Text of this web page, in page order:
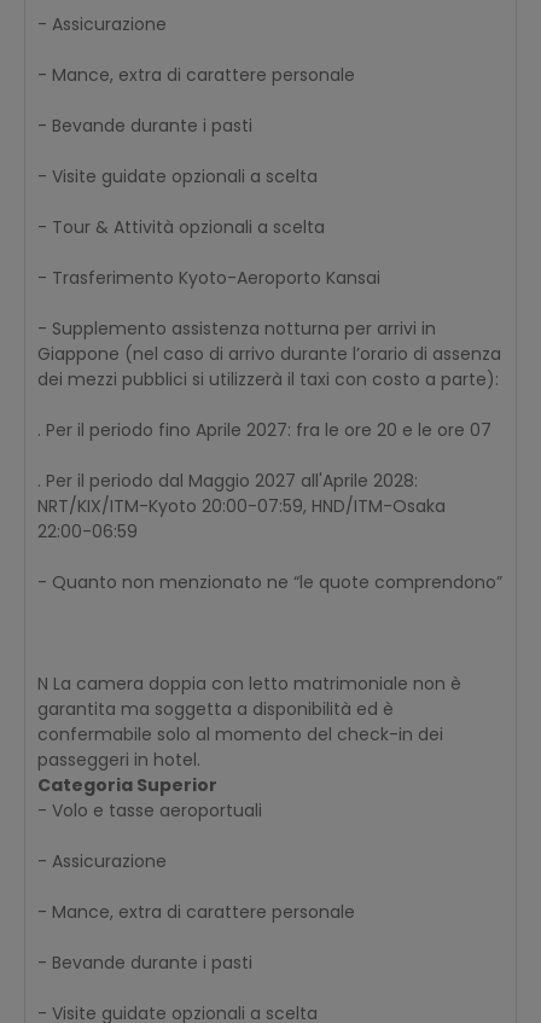
- Assicurazione
- Mance, extra di carattere personale
- Bevande durante i pasti
- Visite guidate opzionali a scelta
- Tour & Attività opzionali a scelta
- Trasferimento Kyoto-Aeroporto Kansai
- Supplemento assistenza notturna per arrivi in
Giappone (nel caso di arrivo durante l’orario di assenza
dei mezzi pubblici si utilizzerà il taxi con costo a parte):
. Per il periodo fino Aprile 2027: fra le ore 20 e le ore 07
. Per il periodo dal Maggio 2027 all'Aprile 2028:
NRT/KIX/ITM-Kyoto 20:00-07:59, HND/ITM-Osaka
22:00-06:59
- Quanto non menzionato ne “le quote comprendono”
N La camera doppia con letto matrimoniale non è
garantita ma soggetta a disponibilità ed è
confermabile solo al momento del check-in dei
passeggeri in hotel.
Categoria Superior
- Volo e tasse aeroportuali
- Assicurazione
- Mance, extra di carattere personale
- Bevande durante i pasti
- Visite guidate opzionali a scelta